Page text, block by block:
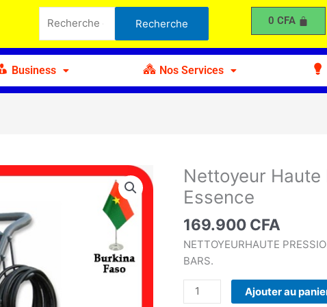
pour :
Recherche 0 CFA
Business Nos Services
Nettoyeur
Essence
169.900 CFA
NETTOYEURHAUTE
BARS.
quantité
de
Nettoyeur
Haute
Pression
Thermique
Essence
Ajouter au
à
Essence